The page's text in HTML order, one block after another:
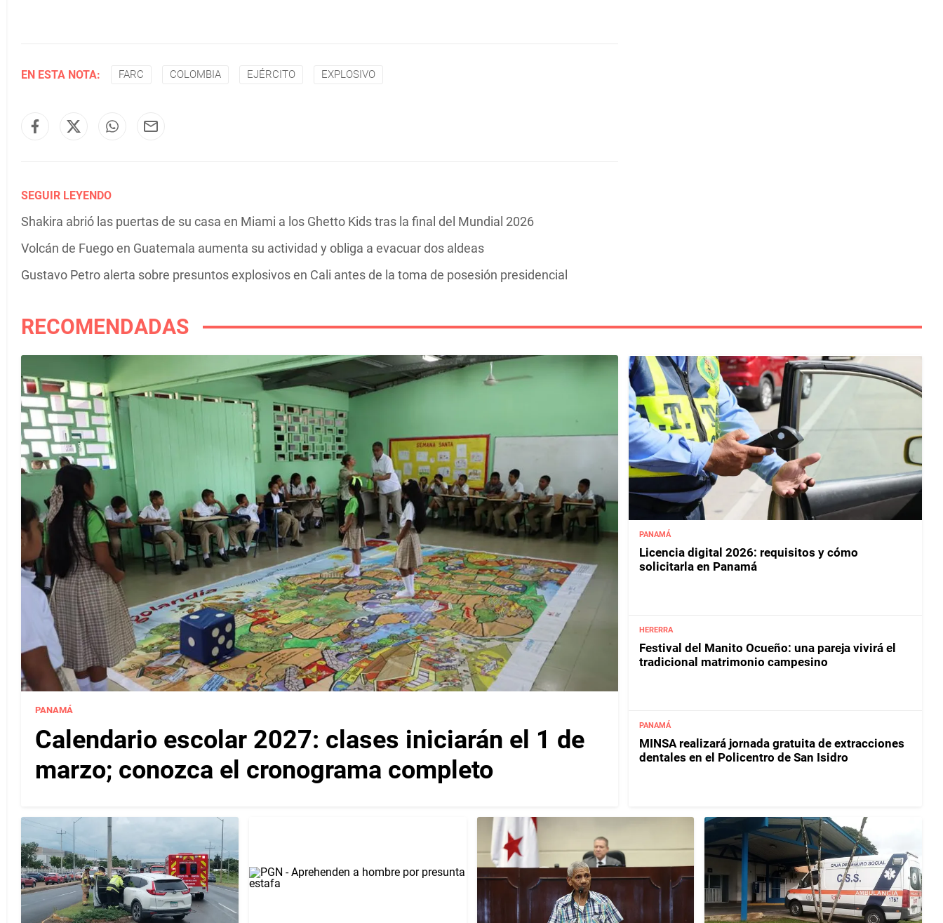
EN ESTA NOTA: FARC COLOMBIA EJÉRCITO EXPLOSIVO
SEGUIR LEYENDO
Shakira abrió las puertas de su casa en Miami a los Ghetto Kids tras la final del Mundial 2026
Volcán de Fuego en Guatemala aumenta su actividad y obliga a evacuar dos aldeas
Gustavo Petro alerta sobre presuntos explosivos en Cali antes de la toma de posesión presidencial
RECOMENDADAS
PANAMÁ
Calendario escolar 2027: clases iniciarán el 1 de
marzo; conozca el cronograma completo
PANAMÁ
Licencia digital 2026: requisitos y cómo
solicitarla en Panamá
HERERRA
Festival del Manito Ocueño: una pareja vivirá el
tradicional matrimonio campesino
PANAMÁ
MINSA realizará jornada gratuita de extracciones
dentales en el Policentro de San Isidro